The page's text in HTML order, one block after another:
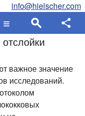
info@hielscher.com
важное значение
исследований.